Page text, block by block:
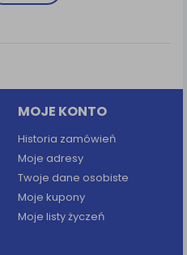
MOJE KONTO
Historia zamówień
Moje adresy
Twoje dane osobiste
Moje kupony
Moje listy życzeń